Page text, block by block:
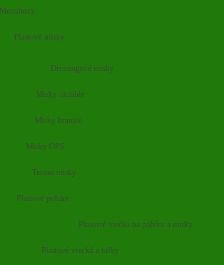
Menuboxy
Plastové misky
Dressingové misky
Misky okrúhle
Misky hranaté
Misky OPS
Termo misky
Plastové poháre
Plastové viečka na poháre a misky
Plastové vrecká a tašky